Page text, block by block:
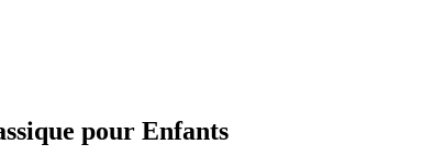
pour Enfants